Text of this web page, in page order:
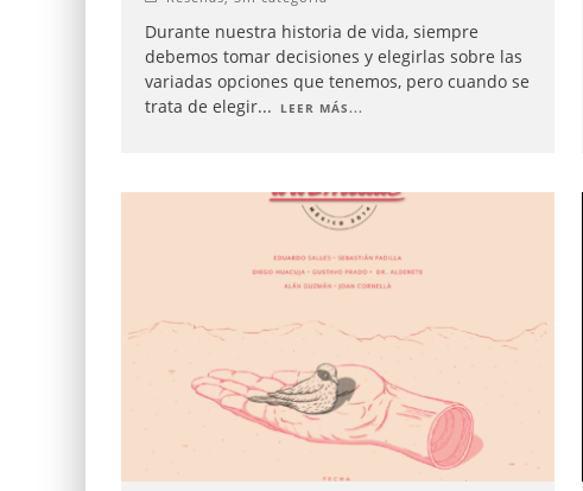
Durante nuestra historia de vida, siempre
debemos tomar decisiones y elegirlas sobre las
variadas opciones que tenemos, pero cuando se
trata de elegir... LEER MÁS...